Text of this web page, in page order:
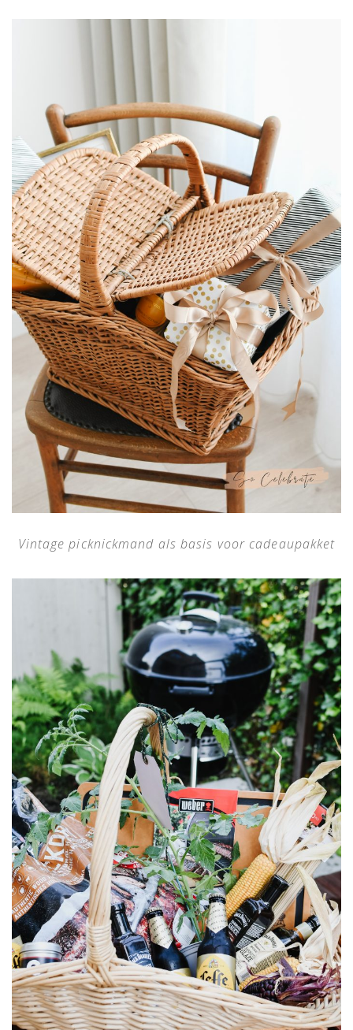
Vintage picknickmand als basis voor cadeaupakket